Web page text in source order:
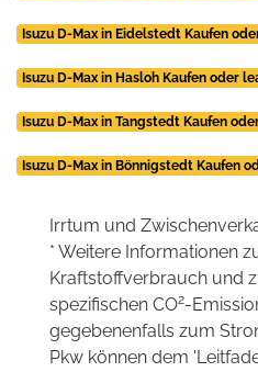
Isuzu D-Max in Eidelstedt Kaufen
Isuzu D-Max in Hasloh Kaufen oder
Isuzu D-Max in Tangstedt Kaufen
Isuzu D-Max in Bönnigstedt Kaufen
Irrtum und
* Weitere Informationen
Kraftstoffverbrauch und
spezifischen CO2-
gegebenenfalls zum
Pkw können dem